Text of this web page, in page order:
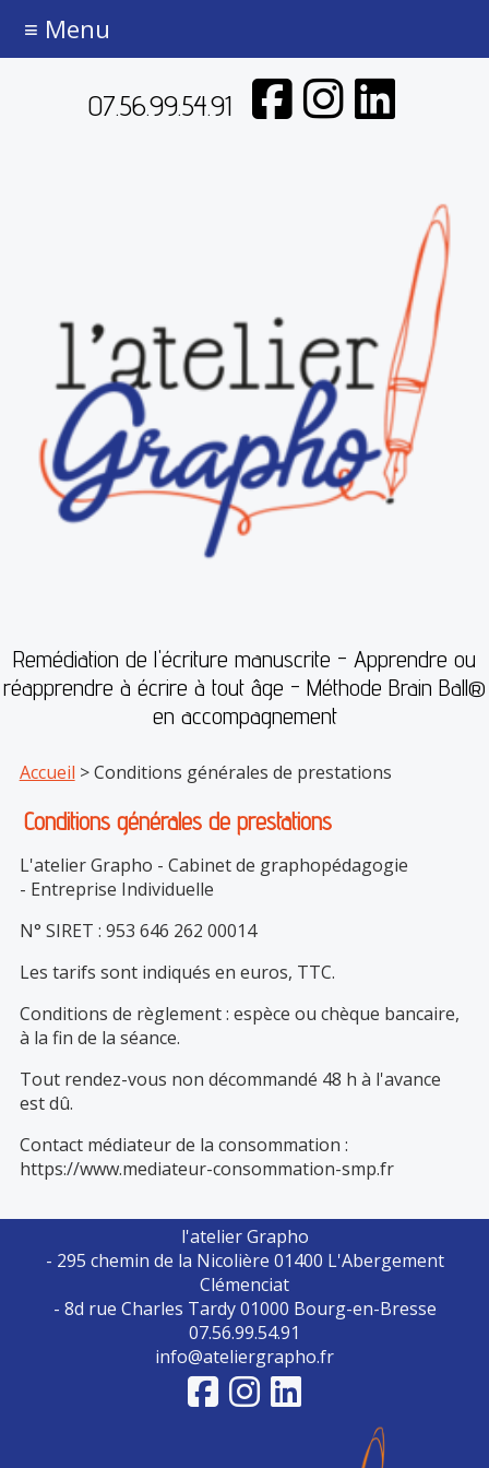
07.56.99.54.91
Remédiation de l'écriture manuscrite - Apprendre ou
réapprendre à écrire à tout âge - Méthode Brain Ball®
en accompagnement
≡ Menu
Accueil > Conditions générales de prestations
Conditions générales de prestations
L'atelier Grapho - Cabinet de graphopédagogie
- Entreprise Individuelle
N° SIRET : 953 646 262 00014
Les tarifs sont indiqués en euros, TTC.
Conditions de règlement : espèce ou chèque bancaire,
à la fin de la séance.
Tout rendez-vous non décommandé 48 h à l'avance
est dû.
Contact médiateur de la consommation :
https://www.mediateur-consommation-smp.fr
l'atelier Grapho
- 295 chemin de la Nicolière 01400 L'Abergement
Clémenciat
- 8d rue Charles Tardy 01000 Bourg-en-Bresse
07.56.99.54.91
info@ateliergrapho.fr